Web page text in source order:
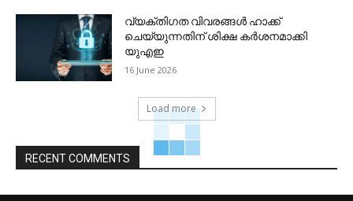
വ്യക്തിഗത വിവരങ്ങള്‍ ഹാക്ക്
ചെയ്യുന്നതിന് ശിക്ഷ കര്‍ശനമാക്കി
യുഎഇ
16 June 2026
Load more
RECENT COMMENTS